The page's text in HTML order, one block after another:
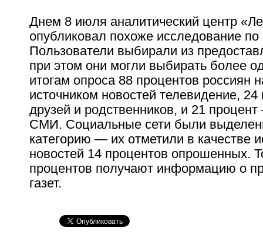
Днем 8 июля аналитический центр
опубликовал похоже исследование по
Пользователи выбирали из
при этом они могли выбирать более
итогам опроса 88 процентов россиян
источником новостей телевидение,
друзей и родственников, и 21
СМИ. Социальные сети были
категорию — их отметили в качестве
новостей 14 процентов опрошенных.
процентов получают информацию о
газет.